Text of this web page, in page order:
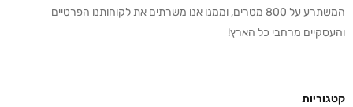
המשתרע על 800 מטרים, וממנו אנו משרתים את לקוחותנו הפרטיים
והעסקיים מרחבי כל הארץ!
קטגוריות